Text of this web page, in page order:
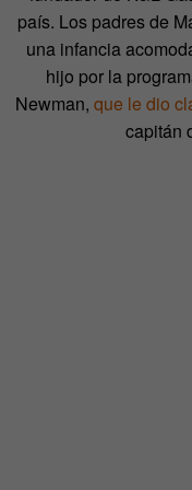
país. Los padres de
una infancia
hijo por la
Newman, que le dio
capitán